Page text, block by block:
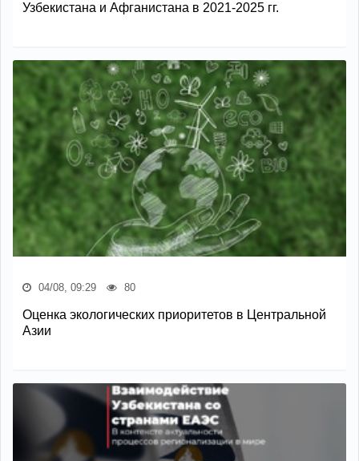
Узбекистана и Афганистана в 2021-2025 гг.
04/08, 09:29 80
Оценка экологических приоритетов в Центральной
Азии